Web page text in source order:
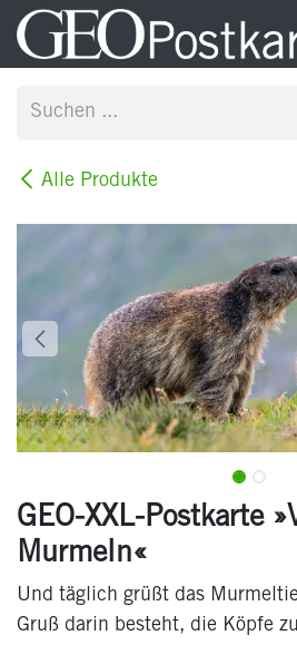
Zum Inhalt springen
Alle Produkte
GEO-XXL-Postkarte
Murmeln«
Und täglich grüßt das
Gruß darin besteht, die Köpfe